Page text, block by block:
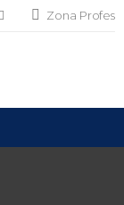
Zona Profes